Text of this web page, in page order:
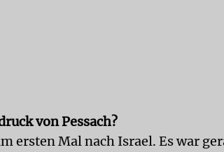
von Pessach?
ersten Mal nach Israel. Es war